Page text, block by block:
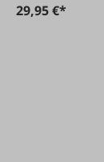
29,95 €*